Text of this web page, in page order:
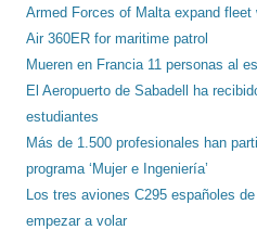
Armed Forces of Malta expand
Air 360ER for maritime patrol
Mueren en Francia 11 personas al
El Aeropuerto de Sabadell ha
estudiantes
Más de 1.500 profesionales han
programa ‘Mujer e Ingeniería’
Los tres aviones C295 españoles
empezar a volar